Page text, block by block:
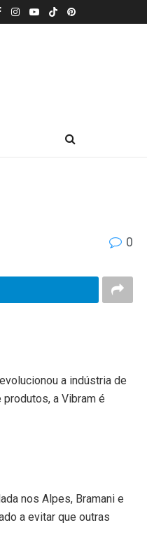
0
a indústria de
a Vibram é
nos Alpes, Bramani e
a evitar que outras